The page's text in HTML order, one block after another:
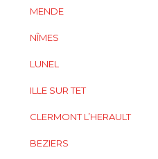
MENDE
NÎMES
LUNEL
ILLE SUR TET
CLERMONT L’HERAULT
BEZIERS